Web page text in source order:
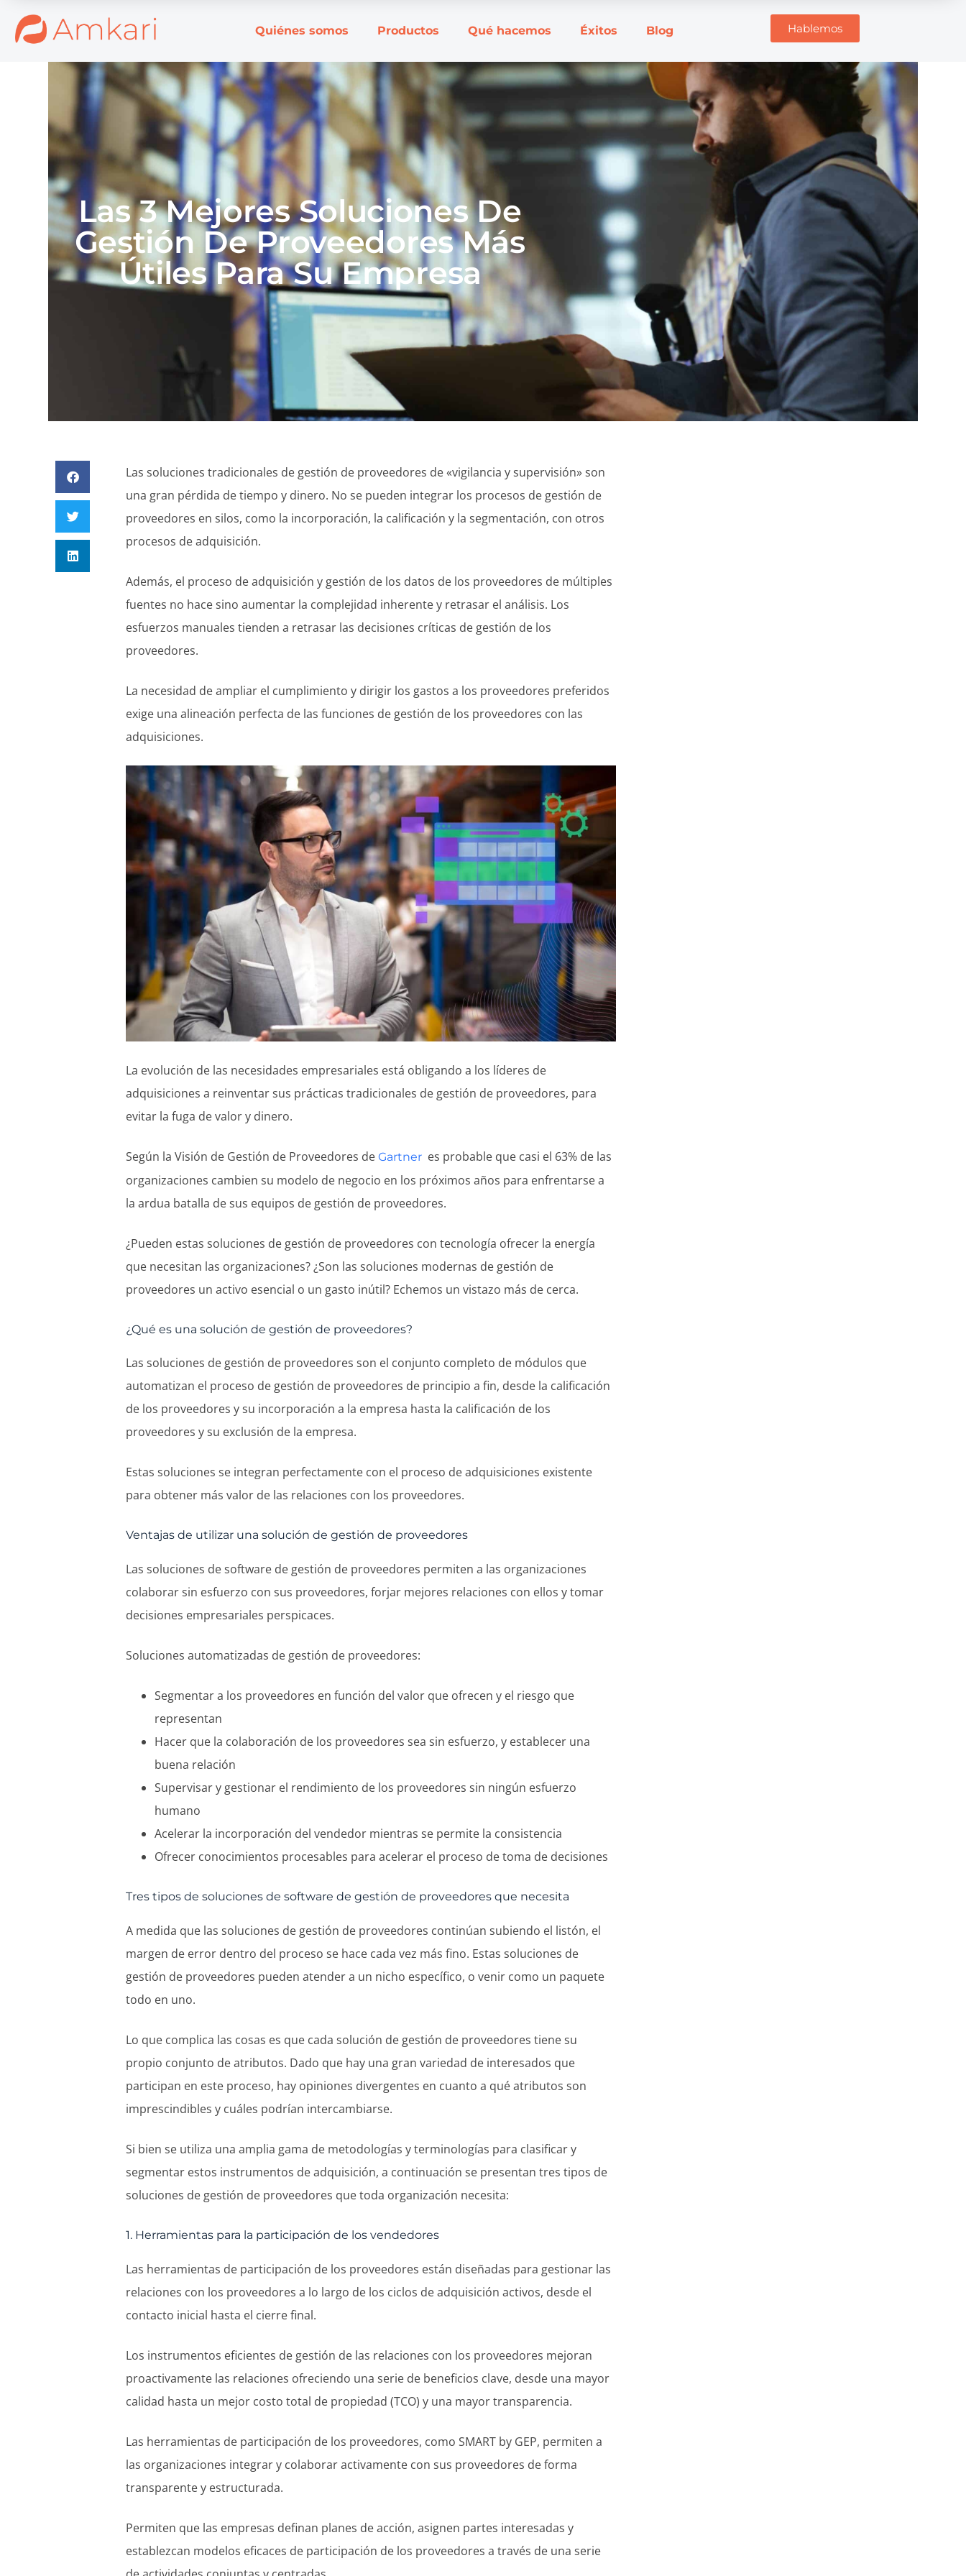
Quiénes somos Productos Qué hacemos Éxitos Blog Hablemos
Las 3 Mejores Soluciones De
Gestión De Proveedores Más
Útiles Para Su Empresa
Las soluciones tradicionales de gestión de proveedores de «vigilancia y supervisión» son
una gran pérdida de tiempo y dinero. No se pueden integrar los procesos de gestión de
proveedores en silos, como la incorporación, la calificación y la segmentación, con otros
procesos de adquisición.
Además, el proceso de adquisición y gestión de los datos de los proveedores de múltiples
fuentes no hace sino aumentar la complejidad inherente y retrasar el análisis. Los
esfuerzos manuales tienden a retrasar las decisiones críticas de gestión de los
proveedores.
La necesidad de ampliar el cumplimiento y dirigir los gastos a los proveedores preferidos
exige una alineación perfecta de las funciones de gestión de los proveedores con las
adquisiciones.
La evolución de las necesidades empresariales está obligando a los líderes de
adquisiciones a reinventar sus prácticas tradicionales de gestión de proveedores, para
evitar la fuga de valor y dinero.
Según la Visión de Gestión de Proveedores deGartner es probable que casi el 63% de las
organizaciones cambien su modelo de negocio en los próximos años para enfrentarse a
la ardua batalla de sus equipos de gestión de proveedores.
¿Pueden estas soluciones de gestión de proveedores con tecnología ofrecer la energía
que necesitan las organizaciones? ¿Son las soluciones modernas de gestión de
proveedores un activo esencial o un gasto inútil? Echemos un vistazo más de cerca.
¿Qué es una solución de gestión de proveedores?
Las soluciones de gestión de proveedores son el conjunto completo de módulos que
automatizan el proceso de gestión de proveedores de principio a fin, desde la calificación
de los proveedores y su incorporación a la empresa hasta la calificación de los
proveedores y su exclusión de la empresa.
Estas soluciones se integran perfectamente con el proceso de adquisiciones existente
para obtener más valor de las relaciones con los proveedores.
Ventajas de utilizar una solución de gestión de proveedores
Las soluciones de software de gestión de proveedores permiten a las organizaciones
colaborar sin esfuerzo con sus proveedores, forjar mejores relaciones con ellos y tomar
decisiones empresariales perspicaces.
Soluciones automatizadas de gestión de proveedores:
Segmentar a los proveedores en función del valor que ofrecen y el riesgo que
representan
Hacer que la colaboración de los proveedores sea sin esfuerzo, y establecer una
buena relación
Supervisar y gestionar el rendimiento de los proveedores sin ningún esfuerzo
humano
Acelerar la incorporación del vendedor mientras se permite la consistencia
Ofrecer conocimientos procesables para acelerar el proceso de toma de decisiones
Tres tipos de soluciones de software de gestión de proveedores que necesita
A medida que las soluciones de gestión de proveedores continúan subiendo el listón, el
margen de error dentro del proceso se hace cada vez más fino. Estas soluciones de
gestión de proveedores pueden atender a un nicho específico, o venir como un paquete
todo en uno.
Lo que complica las cosas es que cada solución de gestión de proveedores tiene su
propio conjunto de atributos. Dado que hay una gran variedad de interesados que
participan en este proceso, hay opiniones divergentes en cuanto a qué atributos son
imprescindibles y cuáles podrían intercambiarse.
Si bien se utiliza una amplia gama de metodologías y terminologías para clasificar y
segmentar estos instrumentos de adquisición, a continuación se presentan tres tipos de
soluciones de gestión de proveedores que toda organización necesita:
1. Herramientas para la participación de los vendedores
Las herramientas de participación de los proveedores están diseñadas para gestionar las
relaciones con los proveedores a lo largo de los ciclos de adquisición activos, desde el
contacto inicial hasta el cierre final.
Los instrumentos eficientes de gestión de las relaciones con los proveedores mejoran
proactivamente las relaciones ofreciendo una serie de beneficios clave, desde una mayor
calidad hasta un mejor costo total de propiedad (TCO) y una mayor transparencia.
Las herramientas de participación de los proveedores, como SMART by GEP, permiten a
las organizaciones integrar y colaborar activamente con sus proveedores de forma
transparente y estructurada.
Permiten que las empresas definan planes de acción, asignen partes interesadas y
establezcan modelos eficaces de participación de los proveedores a través de una serie